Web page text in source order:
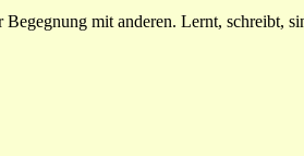
mit anderen. Lernt, schreibt,